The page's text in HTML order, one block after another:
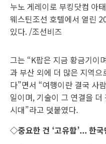
누노 게레이로 부킹닷컴 아
웨스틴조선 호텔에서 열린
있다. /조선비즈
그는 “K팝은 지금 황금기이
과 부산 외에 더 많은 지역
다”면서 “여행이란 결국 사
일이며, 기술이 그 연결을
시대”라고 덧붙였다.
◇중요한 건 ‘고유함’... 한